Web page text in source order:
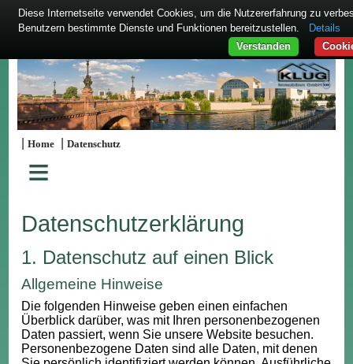
|Home |Datenschutz
≡
Datenschutzerklärung
1. Datenschutz auf einen Blick
Allgemeine Hinweise
Die folgenden Hinweise geben einen einfachen
Überblick darüber, was mit Ihren personenbezogenen
Daten passiert, wenn Sie unsere Website besuchen.
Personenbezogene Daten sind alle Daten, mit denen
Diese Internetseite verwendet Cookies, um die Nutzererfahrung zu
Benutzern bestimmte Dienste und Funktionen bereitzustellen.
Details
Verstanden